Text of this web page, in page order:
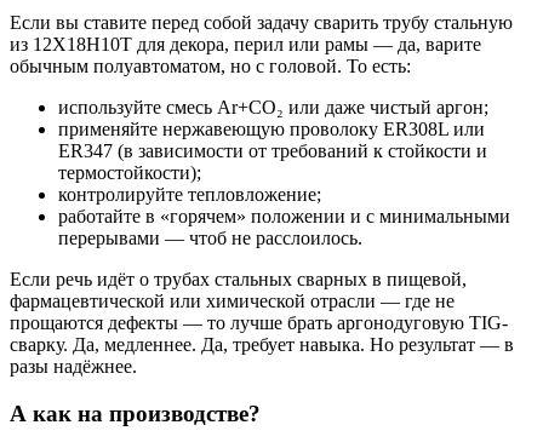
Если вы ставите перед собой задачу сварить трубу стальную
из 12Х18Н10Т для декора, перил или рамы — да, варите
обычным полуавтоматом, но с головой. То есть:
используйте смесь Ar+CO₂ или даже чистый аргон;
применяйте нержавеющую проволоку ER308L или
ER347 (в зависимости от требований к стойкости и
термостойкости);
контролируйте тепловложение;
работайте в «горячем» положении и с минимальными
перерывами — чтоб не расслоилось.
Если речь идёт о трубах стальных сварных в пищевой,
фармацевтической или химической отрасли — где не
прощаются дефекты — то лучше брать аргонодуговую TIG-
сварку. Да, медленнее. Да, требует навыка. Но результат — в
разы надёжнее.
А как на производстве?